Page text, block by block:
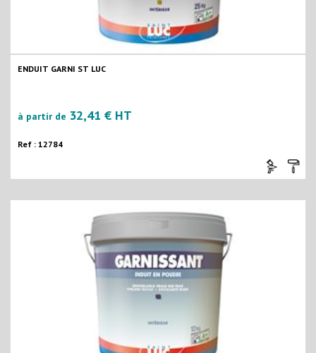
ENDUIT GARNI ST LUC
à partir de 32,41 € HT
Ref : 12784